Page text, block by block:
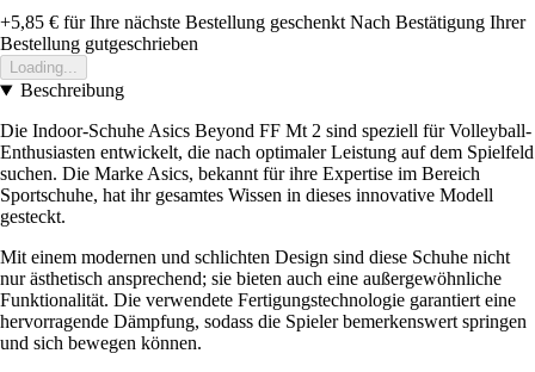
+5,85 € für Ihre nächste Bestellung geschenkt Nach Bestätigung Ihrer
Bestellung gutgeschrieben
Loading...
Beschreibung
Die Indoor-Schuhe Asics Beyond FF Mt 2 sind speziell für Volleyball-
Enthusiasten entwickelt, die nach optimaler Leistung auf dem Spielfeld
suchen. Die Marke Asics, bekannt für ihre Expertise im Bereich
Sportschuhe, hat ihr gesamtes Wissen in dieses innovative Modell
gesteckt.
Mit einem modernen und schlichten Design sind diese Schuhe nicht
nur ästhetisch ansprechend; sie bieten auch eine außergewöhnliche
Funktionalität. Die verwendete Fertigungstechnologie garantiert eine
hervorragende Dämpfung, sodass die Spieler bemerkenswert springen
und sich bewegen können.